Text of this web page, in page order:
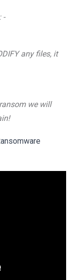
-
any files, it
we will